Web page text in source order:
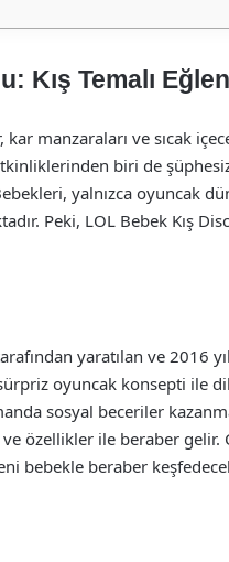
Kış Temalı
kar manzaraları ve sıcak
biri de
yalnızca oyuncak
Peki, LOL Bebek Kış
yaratılan ve 2016
oyuncak konsepti ile
sosyal beceriler
özellikler ile beraber
bebekle beraber